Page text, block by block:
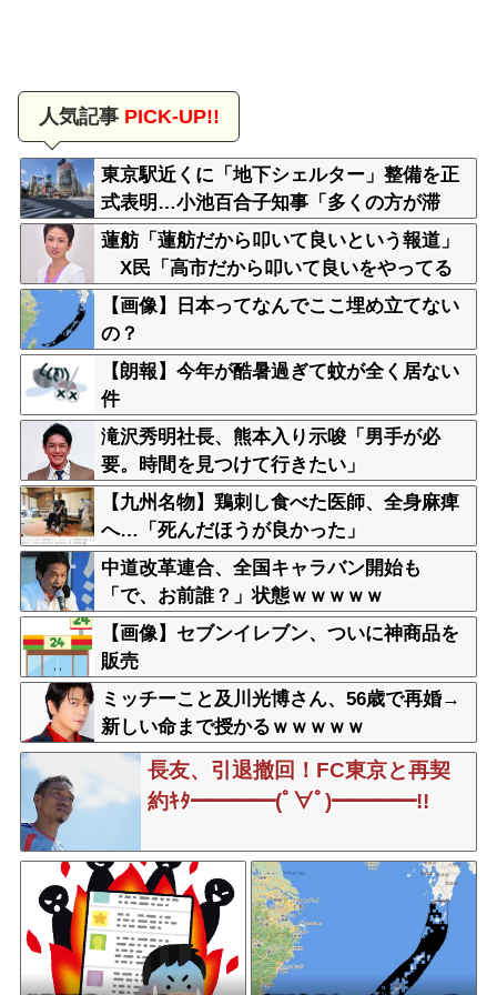
人気記事PICK-UP!!
東京駅近くに「地下シェルター」整備を正
式表明…小池百合子知事「多くの方が滞
在、施設整備の効果高い」
蓮舫「蓮舫だから叩いて良いという報道」
X民「高市だから叩いて良いをやってる
のがお前だろ」
【画像】日本ってなんでここ埋め立てない
の？
【朗報】今年が酷暑過ぎて蚊が全く居ない
件
滝沢秀明社長、熊本入り示唆「男手が必
要。時間を見つけて行きたい」
【九州名物】鶏刺し食べた医師、全身麻痺
へ…「死んだほうが良かった」
中道改革連合、全国キャラバン開始も
「で、お前誰？」状態ｗｗｗｗｗ
【画像】セブンイレブン、ついに神商品を
販売
ミッチーこと及川光博さん、56歳で再婚→
新しい命まで授かるｗｗｗｗｗ
長友、引退撤回！FC東京と再契
約ｷﾀ━━━━(ﾟ∀ﾟ)━━━━!!